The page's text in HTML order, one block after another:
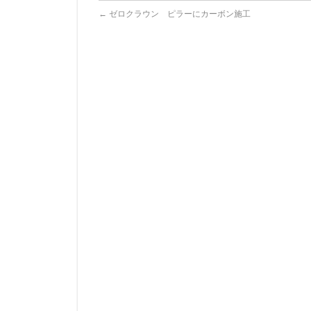
← ゼロクラウン ピラーにカーボン施工